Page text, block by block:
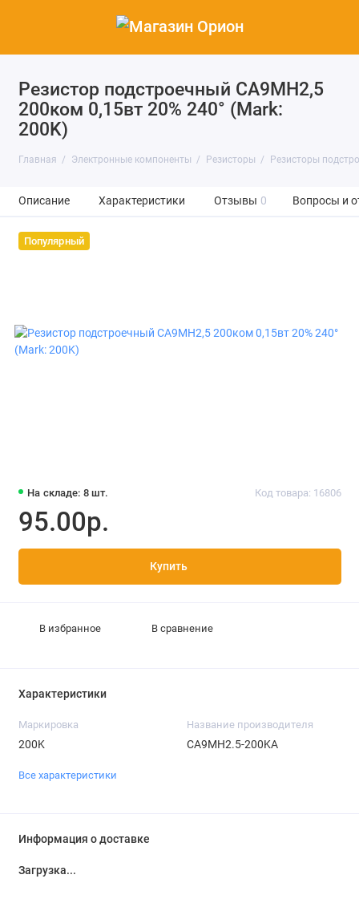
Резистор подстроечный CA9MH2,5
200ком 0,15вт 20% 240° (Mark:
200K)
Главная Электронные компоненты Резисторы Резисторы
Описание Характеристики Отзывы 0 Вопросы и
Популярный
На складе: 8 шт. Код товара: 16806
95.00р.
Купить
В избранное В сравнение
Характеристики
Маркировка
200K
Название производителя
CA9MH2.5-200KA
Все характеристики
Информация о доставке
Загрузка...